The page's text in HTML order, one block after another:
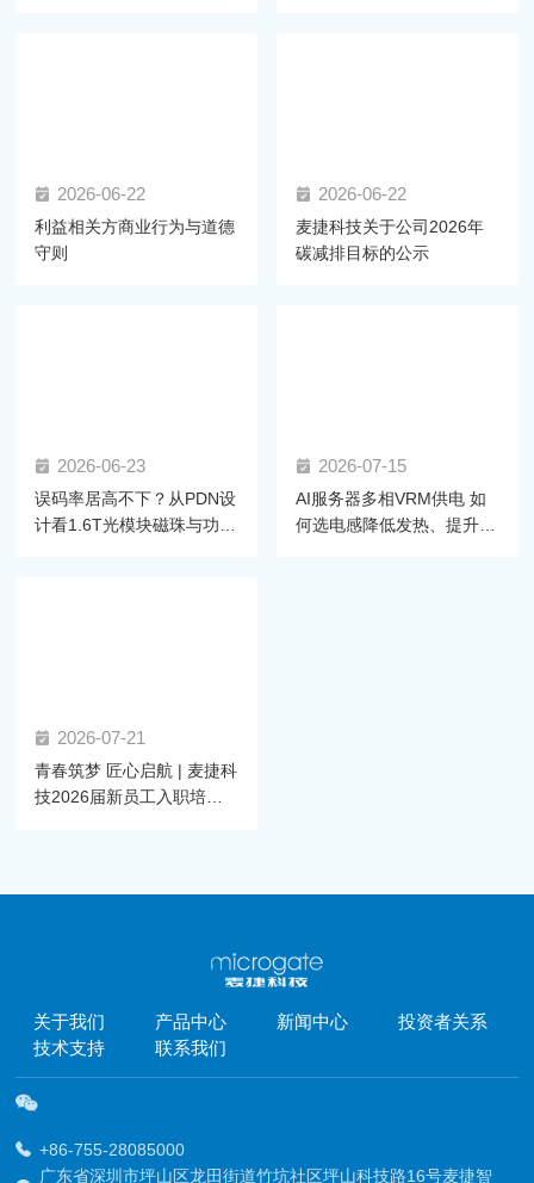
2026-06-22
利益相关方商业行为与道德
守则
2026-06-22
麦捷科技关于公司2026年
碳减排目标的公示
2026-06-23
误码率居高不下？从PDN设
计看1.6T光模块磁珠与功率
2026-07-15
AI服务器多相VRM供电 如
何选电感降低发热、提升效
2026-07-21
青春筑梦 匠心启航 | 麦捷科
技2026届新员工入职培训
关于我们 产品中心 新闻中心
投资者关系
技术支持
联系我们
+86-755-28085000
广东省深圳市坪山区龙田街道竹坑社区坪山科技路16号麦捷智